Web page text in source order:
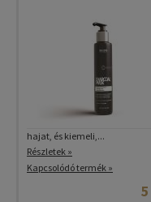
hajat, és kiemeli,...
Részletek »
Kapcsolódó termék »